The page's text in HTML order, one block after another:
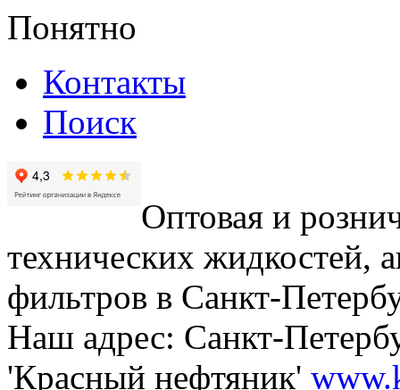
Понятно
Контакты
Поиск
Оптовая и
технических жидкостей,
фильтров в Санкт-
Наш адрес: Санкт-
'Красный нефтяник'